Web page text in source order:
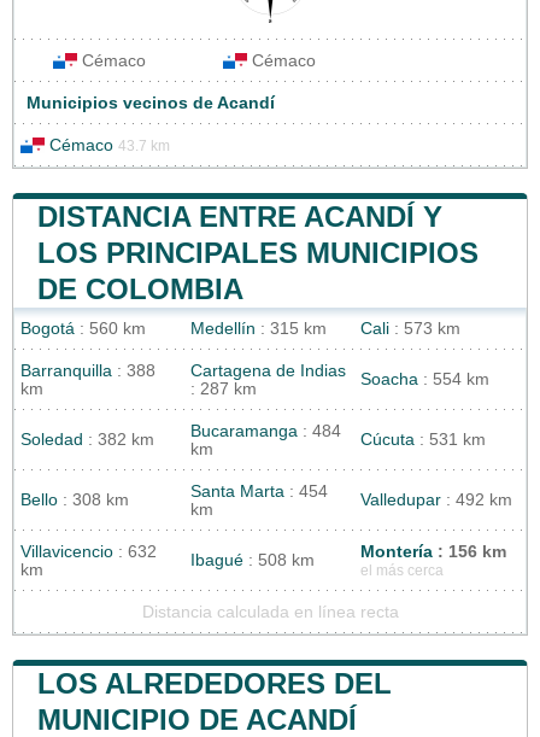
Cémaco Cémaco
Municipios vecinos de Acandí
Cémaco 43.7 km
DISTANCIA ENTRE ACANDÍ Y
LOS PRINCIPALES MUNICIPIOS
DE COLOMBIA
Bogotá : 560 km Medellín : 315 km Cali : 573 km
Barranquilla : 388
km
Cartagena de Indias
: 287 km
Soacha : 554 km
Soledad : 382 km Bucaramanga : 484
km
Cúcuta : 531 km
Bello : 308 km Santa Marta : 454
km
Valledupar : 492 km
Villavicencio : 632
km
Ibagué : 508 km Montería : 156 km
el más cerca
Distancia calculada en línea recta
LOS ALREDEDORES DEL
MUNICIPIO DE ACANDÍ